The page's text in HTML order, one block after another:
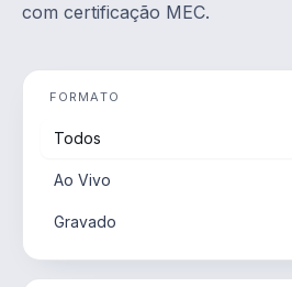
com certificação MEC.
FORMATO
Todos
Ao Vivo
Gravado